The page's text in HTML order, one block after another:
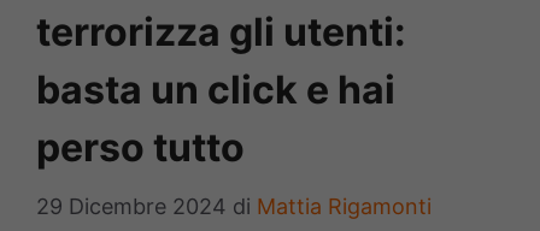
terrorizza gli utenti:
basta un click e hai
perso tutto
29 Dicembre 2024 di Mattia Rigamonti